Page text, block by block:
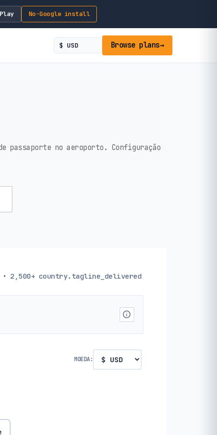
No-Google install
Browse plans→
passaporte no aeroporto. Configuração
2,500+ country.tagline_delivered
MOEDA: